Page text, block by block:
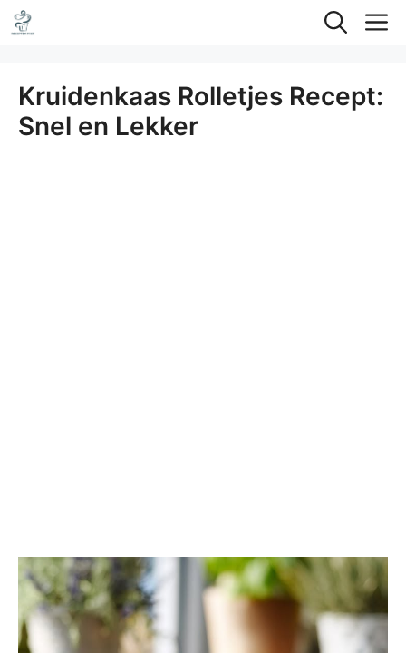
Ga
naar
inhoud
Kruidenkaas Rolletjes Recept:
Snel en Lekker